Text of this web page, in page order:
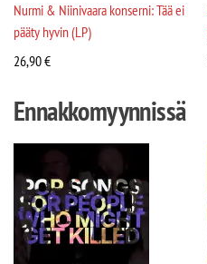
Nurmi & Niinivaara konserni: Tää ei
pääty hyvin (LP)
26,90€
Ennakkomyynnissä